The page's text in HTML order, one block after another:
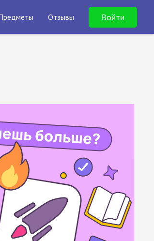
Отзывы Войти